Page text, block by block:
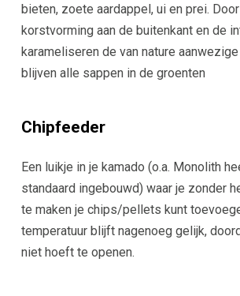
bieten, zoete aardappel, ui en prei.
korstvorming aan de buitenkant en de
karameliseren de van nature
blijven alle sappen in de groenten
Chipfeeder
Een luikje in je kamado (o.a. Monolith
standaard ingebouwd) waar je zonder
te maken je chips/pellets kunt
temperatuur blijft nagenoeg gelijk,
niet hoeft te openen.